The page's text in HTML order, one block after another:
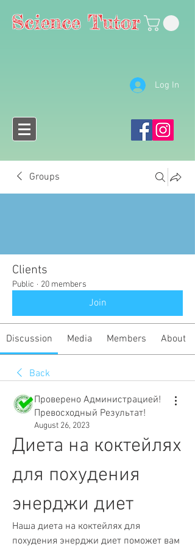
Science Tutor
Log In
Groups
Clients
Public · 20 members
Join
Discussion Media Members About
Back
Проверено Администрацией!
Превосходный Результат!
August 26, 2023
Диета на коктейлях
для похудения
энерджи диет
Наша диета на коктейлях для
похудения энерджи диет поможет вам